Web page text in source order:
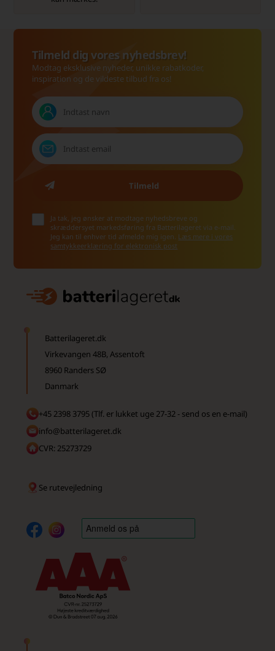
Tilmeld dig vores nyhedsbrev!
Modtag eksklusive nyheder, unikke rabatkoder,
inspiration og de vildeste tilbud fra os!
Ja tak, jeg ønsker at modtage nyhedsbreve og
skræddersyet markedsføring fra Batterilageret via e-mail.
Jeg kan til enhver tid afmelde mig igen. Læs mere i vores
samtykkeerklæring for elektronisk post
Batterilageret.dk
Virkevangen 48B, Assentoft
8960 Randers SØ
Danmark
+45 2398 3795 (Tlf. er lukket uge 27-32 - send os en e-mail)
info@batterilageret.dk
CVR: 25273729
Se rutevejledning